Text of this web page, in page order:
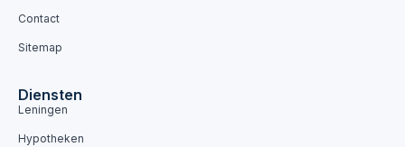
Contact
Sitemap
Diensten
Leningen
Hypotheken